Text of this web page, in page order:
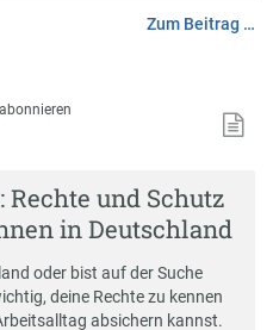
Zum Beitrag …
und Schutz
in Deutschland
oder bist auf der Suche
deine Rechte zu kennen
absichern kannst.